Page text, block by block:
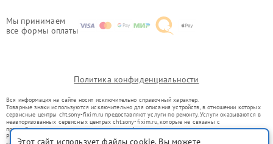
Мы принимаем
все формы оплаты
Политика конфиденциальности
Вся информация на сайте носит исключительно справочный характер.
Товарные знаки используются исключительно для описания устройств, в отношении которых
сервисные центры cht.sony-fixim.ru предоставляют услуги по ремонту. Услуги оказываются в
неавторизованных сервисных центрах cht.sony-fixim.ru, которые не связаны с
правообладателями товарных знаков или их официальными представителями.
Ремонт осуществляется для устройств, уже введенных в гражданский оборот в соответствии
Этот сайт использует файлы cookie. Вы можете